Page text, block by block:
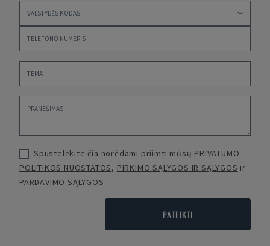
Spustelėkite čia norėdami priimti mūsų PRIVATUMO
POLITIKOS NUOSTATOS, PIRKIMO SĄLYGOS IR SĄLYGOS ir
PARDAVIMO SĄLYGOS
PATEIKTI